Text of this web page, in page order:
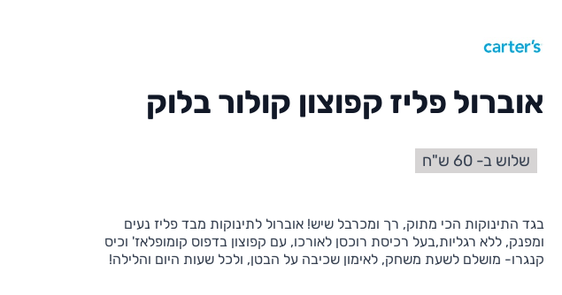
אוברול פליז קפוצון קולור בלוק
שלוש ב- 60 ש"ח
בגד התינוקות הכי מתוק, רך ומכרבל שיש! אוברול לתינוקות מבד פליז נעים
ומפנק, ללא רגליות,בעל רכיסת רוכסן לאורכו, עם קפוצון בדפוס קומופלאז' וכיס
קנגרו- מושלם לשעת משחק, לאימון שכיבה על הבטן, ולכל שעות היום והלילה!